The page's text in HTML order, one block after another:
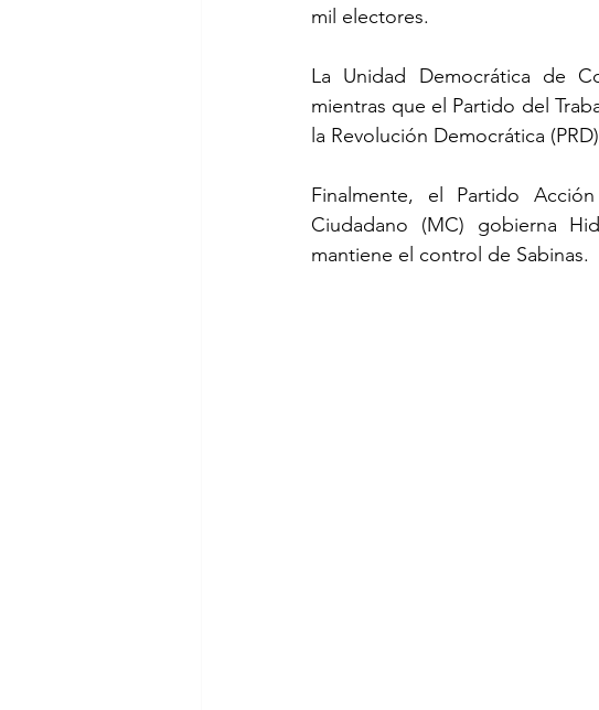
mil electores.
La Unidad Democrática de
mientras que el Partido del
la Revolución Democrática
Finalmente, el Partido
Ciudadano (MC) gobierna
mantiene el control de Sabinas.